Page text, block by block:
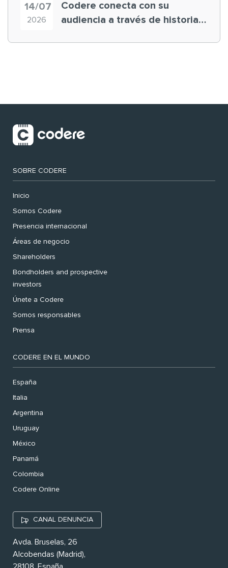
14/07
2026
Codere conecta con su
audiencia a través de historias
SOBRE CODERE
Inicio
Somos Codere
Presencia internacional
Áreas de negocio
Shareholders
Bondholders and prospective
investors
Únete a Codere
Somos responsables
Prensa
CODERE EN EL MUNDO
España
Italia
Argentina
Uruguay
México
Panamá
Colombia
Codere Online
CANAL DENUNCIA
Avda. Bruselas, 26
Alcobendas (Madrid),
28108. España